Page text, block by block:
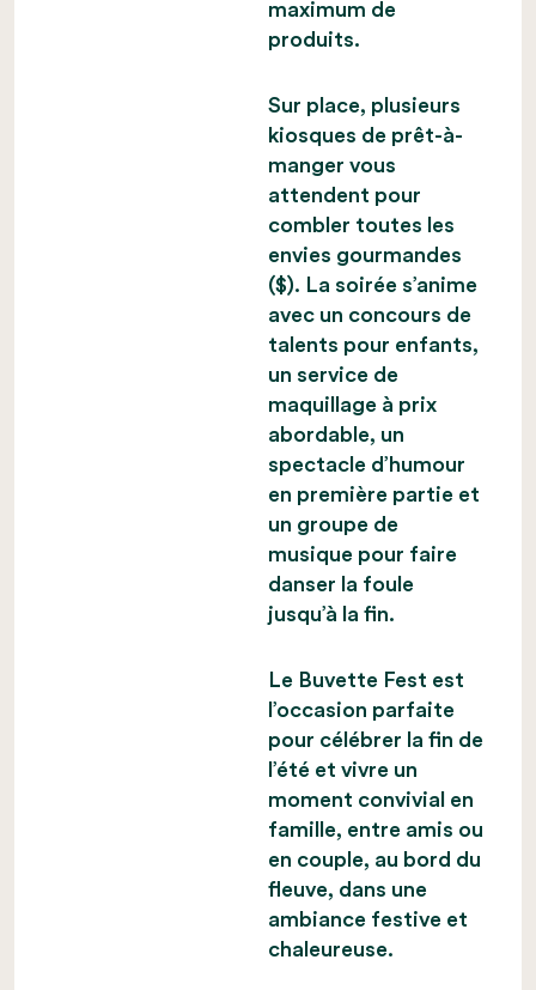
maximum de
produits.
Sur place, plusieurs
kiosques de prêt-à-
manger vous
attendent pour
combler toutes les
envies gourmandes
($). La soirée s’anime
avec un concours de
talents pour enfants,
un service de
maquillage à prix
abordable, un
spectacle d’humour
en première partie et
un groupe de
musique pour faire
danser la foule
jusqu’à la fin.
Le Buvette Fest est
l’occasion parfaite
pour célébrer la fin de
l’été et vivre un
moment convivial en
famille, entre amis ou
en couple, au bord du
fleuve, dans une
ambiance festive et
chaleureuse.